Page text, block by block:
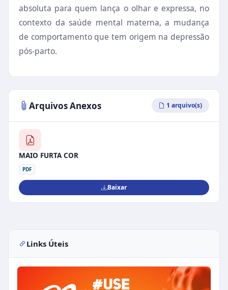
absoluta para quem lança o olhare expressa, no
contexto da saúde mental materna, a mudança
de comportamento que tem origem na depressão
pós-parto.
Arquivos Anexos 1 arquivo(s)
MAIO FURTA COR
PDF
Baixar
Links Úteis